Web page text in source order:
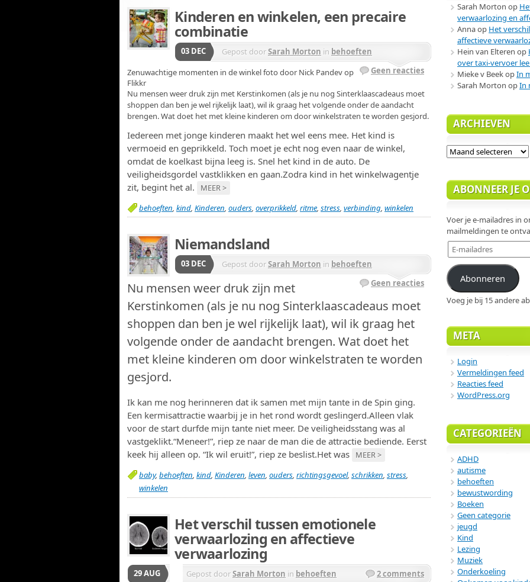
Kinderen en winkelen, een precaire
combinatie
03 DEC Gepost doorSarah Morton in behoeften
Geen reacties
Zenuwachtige momenten in de winkel foto door Nick Pandev op
Flikkr
Nu mensen weer druk zijn met Kerstinkomen (als je nu nog Sinterklaascadeaus moet
shoppen dan ben je wel rijkelijk laat), wil ik graag het volgende onder de aandacht
brengen. Wat doet het met kleine kinderen om door winkelstraten te worden gesjord.
Iedereen met jonge kinderen maakt het wel eens mee. Het kind is
vermoeid en geprikkeld. Toch moet je echt nog even naar de winkel,
omdat de koelkast bijna leeg is. Snel het kind in de auto. De
veiligheidsgordel vastklikken en gaan.Zodra kind in het winkelwagentje
zit, begint het al.
MEER >
behoeften kind Kinderen ouders overprikkeld ritme stress verbinding winkelen
Niemandsland
03 DEC Gepost doorSarah Morton in behoeften
Geen reacties
Nu mensen weer druk zijn met
Kerstinkomen (als je nu nog Sinterklaascadeaus moet
shoppen dan ben je wel rijkelijk laat), wil ik graag het
volgende onder de aandacht brengen. Wat doet het
met kleine kinderen om door winkelstraten te worden
gesjord.
Ik kan me nog herinneren dat ik samen met mijn tante in de Spin ging.
Een kermisattractie waarbij je in het rond wordt geslingerd.Alleen vlak
voor de start durfde mijn tante niet meer. De veiligheidsstang was al
vastgeklikt.“Meneer!”, riep ze naar de man die de attractie bediende. Eerst
keek hij alleen op. “Ik wil eruit!”, riep ze beslist.Het was
MEER >
baby, behoeften, kind, Kinderen, leven, ouders, richtingsgevoel, schrikken, stress,
winkelen
Het verschil tussen emotionele
verwaarlozing en affectieve
verwaarlozing
29 AUG Gepost doorSarah Morton in behoeften
2 comments
Sarah Morton op
verwaarlozing en
Annaop Het
affectieve
Hein van Elteren op
over taxi-vervoer
Mieke v BeekopIn
Sarah Morton opIn
ARCHIEVEN
Archieven
ABONNEER JE
Voer je e-mailadres in
mailmeldingen te
mailadres
Abonneren
Voeg je bij 15 andere
META
Login
Vermeldingen feed
Reacties feed
WordPress.org
CATEGORIEËN
ADHD
autisme
behoeften
bewustwording
Boeken
Geen categorie
jeugd
Kind
Lezing
Muziek
Onderkoeling